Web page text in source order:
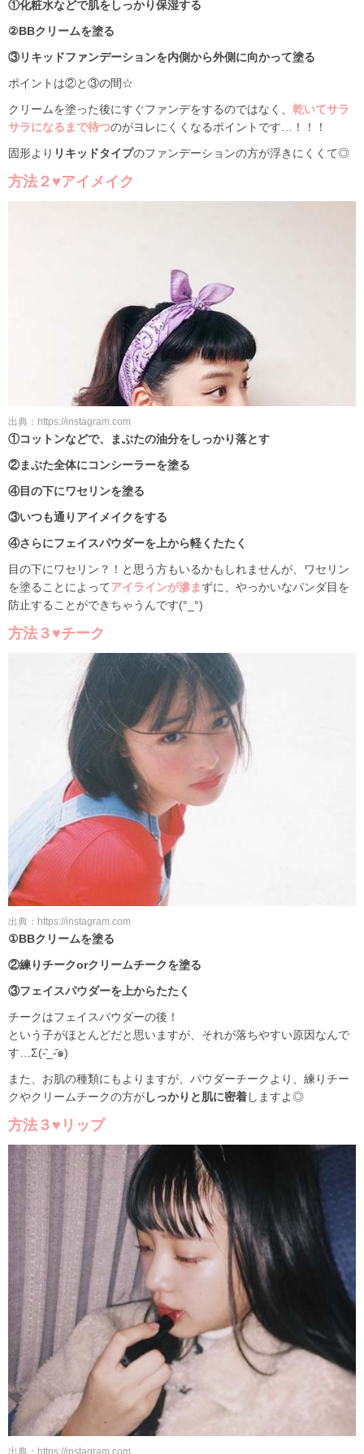
①化粧水などで肌をしっかり保湿する
②BBクリームを塗る
③リキッドファンデーションを内側から外側に向かって塗る
ポイントは②と③の間☆
クリームを塗った後にすぐファンデをするのではなく、 乾いてサラ
サラになるまで待つのがヨレにくくなるポイントです…！！！
固形より リキッドタイプのファンデーションの方が浮きにくくて◎
方法２♥アイメイク
出典：https://instagram.com
①コットンなどで、まぶたの油分をしっかり落とす
②まぶた全体にコンシーラーを塗る
④目の下にワセリンを塗る
③いつも通りアイメイクをする
④さらにフェイスパウダーを上から軽くたたく
目の下にワセリン？！と思う方もいるかもしれませんが、ワセリン
を塗ることによってアイラインが滲まずに、やっかいなパンダ目を
防止することができちゃうんです(°_°)
方法３♥チーク
出典：https://instagram.com
①BBクリームを塗る
②練りチークorクリームチークを塗る
③フェイスパウダーを上からたたく
チークはフェイスパウダーの後！
という子がほとんどだと思いますが、それが落ちやすい原因なんで
す…Σ(-᷅_-᷄๑)
また、お肌の種類にもよりますが、パウダーチークより、練りチー
クやクリームチークの方がしっかりと肌に密着しますよ◎
方法３♥リップ
出典：https://instagram.com